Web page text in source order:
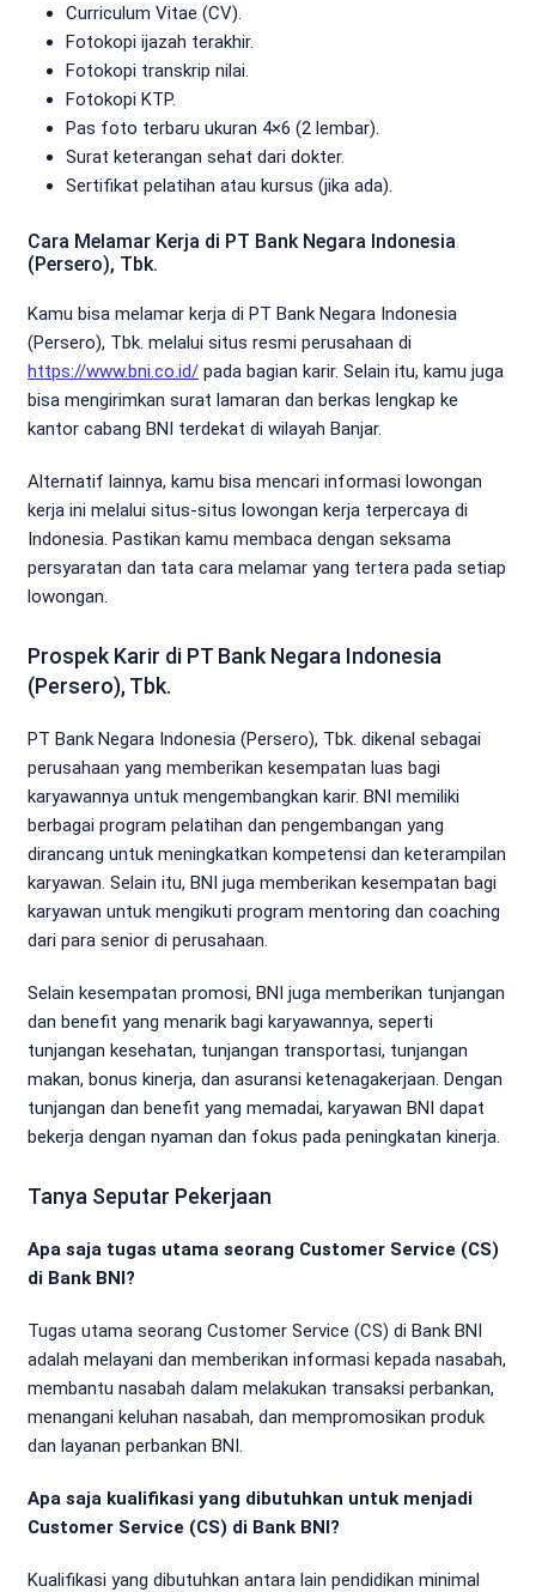
Curriculum Vitae (CV).
Fotokopi ijazah terakhir.
Fotokopi transkrip nilai.
Fotokopi KTP.
Pas foto terbaru ukuran 4×6 (2 lembar).
Surat keterangan sehat dari dokter.
Sertifikat pelatihan atau kursus (jika ada).
Cara Melamar Kerja di PT Bank Negara Indonesia
(Persero), Tbk.
Kamu bisa melamar kerja di PT Bank Negara Indonesia
(Persero), Tbk. melalui situs resmi perusahaan di
https://www.bni.co.id/ pada bagian karir. Selain itu, kamu juga
bisa mengirimkan surat lamaran dan berkas lengkap ke
kantor cabang BNI terdekat di wilayah Banjar.
Alternatif lainnya, kamu bisa mencari informasi lowongan
kerja ini melalui situs-situs lowongan kerja terpercaya di
Indonesia. Pastikan kamu membaca dengan seksama
persyaratan dan tata cara melamar yang tertera pada setiap
lowongan.
Prospek Karir di PT Bank Negara Indonesia
(Persero), Tbk.
PT Bank Negara Indonesia (Persero), Tbk. dikenal sebagai
perusahaan yang memberikan kesempatan luas bagi
karyawannya untuk mengembangkan karir. BNI memiliki
berbagai program pelatihan dan pengembangan yang
dirancang untuk meningkatkan kompetensi dan keterampilan
karyawan. Selain itu, BNI juga memberikan kesempatan bagi
karyawan untuk mengikuti program mentoring dan coaching
dari para senior di perusahaan.
Selain kesempatan promosi, BNI juga memberikan tunjangan
dan benefit yang menarik bagi karyawannya, seperti
tunjangan kesehatan, tunjangan transportasi, tunjangan
makan, bonus kinerja, dan asuransi ketenagakerjaan. Dengan
tunjangan dan benefit yang memadai, karyawan BNI dapat
bekerja dengan nyaman dan fokus pada peningkatan kinerja.
Tanya Seputar Pekerjaan
Apa saja tugas utama seorang Customer Service (CS)
di Bank BNI?
Tugas utama seorang Customer Service (CS) di Bank BNI
adalah melayani dan memberikan informasi kepada nasabah,
membantu nasabah dalam melakukan transaksi perbankan,
menangani keluhan nasabah, dan mempromosikan produk
dan layanan perbankan BNI.
Apa saja kualifikasi yang dibutuhkan untuk menjadi
Customer Service (CS) di Bank BNI?
Kualifikasi yang dibutuhkan antara lain pendidikan minimal